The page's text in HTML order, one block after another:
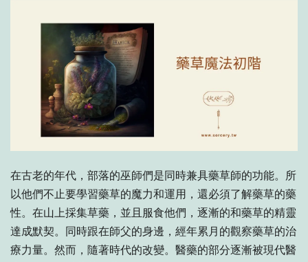
在古老的年代，部落的巫師們是同時兼具藥草師的功能。所
以他們不止要學習藥草的魔力和運用，還必須了解藥草的藥
性。在山上採集草藥，並且服食他們，逐漸的和藥草的精靈
達成默契。同時跟在師父的身邊，經年累月的觀察藥草的治
療力量。然而，隨著時代的改變。醫藥的部分逐漸被現代醫